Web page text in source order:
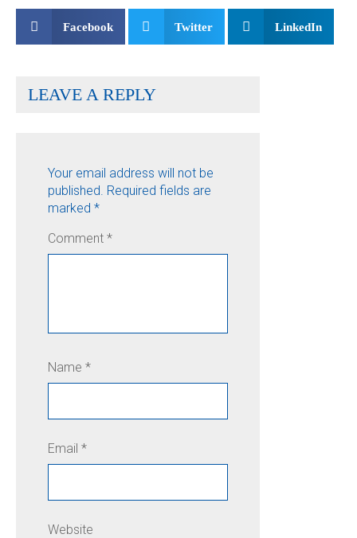
Facebook Twitter LinkedIn
LEAVE A REPLY
Your email address will not be
published. Required fields are
marked *
Comment *
Name *
Email *
Website